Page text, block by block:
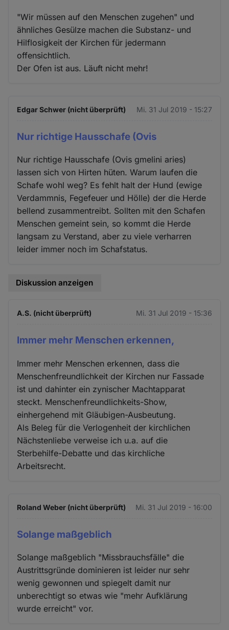
"Wir müssen auf den Menschen zugehen" und
ähnliches Gesülze machen die Substanz- und
Hilflosigkeit der Kirchen für jedermann
offensichtlich.
Der Ofen ist aus. Läuft nicht mehr!
Edgar Schwer (nicht überprüft) Mi. 31 Jul 2019 - 15:27
Nur richtige Hausschafe (Ovis
Nur richtige Hausschafe (Ovis gmelini aries)
lassen sich von Hirten hüten. Warum laufen die
Schafe wohl weg? Es fehlt halt der Hund (ewige
Verdammnis, Fegefeuer und Hölle) der die Herde
bellend zusammentreibt. Sollten mit den Schafen
Menschen gemeint sein, so kommt die Herde
langsam zu Verstand, aber zu viele verharren
leider immer noch im Schafstatus.
Diskussion anzeigen
A.S. (nicht überprüft) Mi. 31 Jul 2019 - 15:36
Immer mehr Menschen erkennen,
Immer mehr Menschen erkennen, dass die
Menschenfreundlichkeit der Kirchen nur Fassade
ist und dahinter ein zynischer Machtapparat
steckt. Menschenfreundlichkeits-Show,
einhergehend mit Gläubigen-Ausbeutung.
Als Beleg für die Verlogenheit der kirchlichen
Nächstenliebe verweise ich u.a. auf die
Sterbehilfe-Debatte und das kirchliche
Arbeitsrecht.
Roland Weber (nicht überprüft) Mi. 31 Jul 2019 - 16:00
Solange maßgeblich
Solange maßgeblich "Missbrauchsfälle" die
Austrittsgründe dominieren ist leider nur sehr
wenig gewonnen und spiegelt damit nur
unberechtigt so etwas wie "mehr Aufklärung
wurde erreicht" vor.